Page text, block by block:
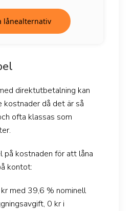
lånealternativ
direktutbetalning kan
kostnader då det är så
ofta klassas som
på kostnaden för att låna
kontot:
med 39,6 % nominell
0 kr i